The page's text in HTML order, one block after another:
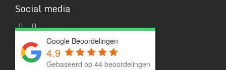
Social media
Google Beoordelingen
4.9
Gebaseerd op 44 beoordelingen